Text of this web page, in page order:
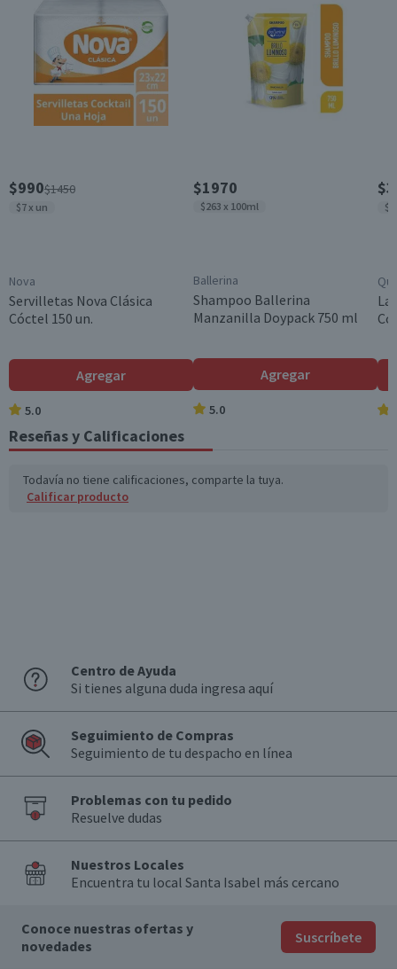
Garantía Mínima Legal
Válida hasta su fecha de caducidad
$990$1450
$7 x un
Nova
Servilletas Nova Clásica
Cóctel 150 un.
Agregar
5.0
$1970
$263 x 100ml
Ballerina
Shampoo Ballerina
Manzanilla Doypack 750 ml
Agregar
5.0
Reseñas y Calificaciones
Todavía no tiene calificaciones, comparte la tuya.
Calificar producto
Centro de Ayuda
Si tienes alguna duda ingresa aquí
Seguimiento de Compras
Seguimiento de tu despacho en línea
Problemas con tu pedido
Resuelve dudas
Nuestros Locales
Encuentra tu local Santa Isabel más cercano
Conoce nuestras ofertas y
novedades
Suscríbete